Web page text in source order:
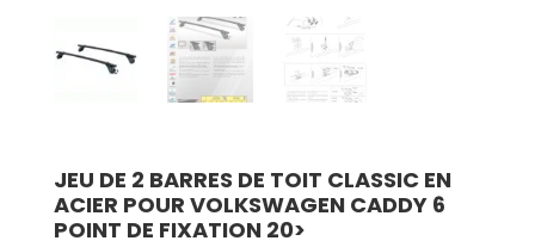
JEU DE 2 BARRES DE TOIT CLASSIC EN
ACIER POUR VOLKSWAGEN CADDY 6
POINT DE FIXATION 20>